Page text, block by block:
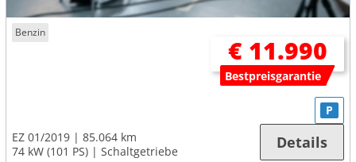
Benzin
€ 11.990
Bestpreisgarantie
EZ 01/2019
85.064 km
74 kW (101 PS)
Schaltgetriebe
P
Details